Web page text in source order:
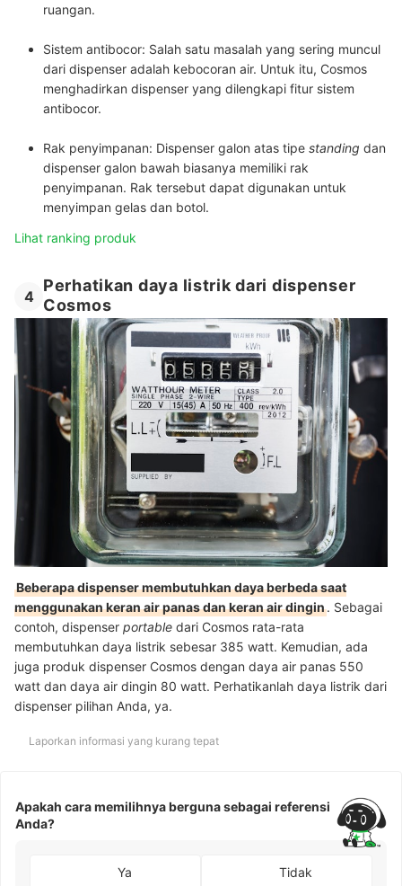
ruangan.
Sistem antibocor: Salah satu masalah yang sering muncul
dari dispenser adalah kebocoran air. Untuk itu, Cosmos
menghadirkan dispenser yang dilengkapi fitur sistem
antibocor.
Rak penyimpanan: Dispenser galon atas tipe standing dan
dispenser galon bawah biasanya memiliki rak
penyimpanan. Rak tersebut dapat digunakan untuk
menyimpan gelas dan botol.
Lihat ranking produk
4
Perhatikan daya listrik dari dispenser
Cosmos
Beberapa dispenser membutuhkan daya berbeda saat
menggunakan keran air panas dan keran air dingin. Sebagai
contoh, dispenser portable dari Cosmos rata-rata
membutuhkan daya listrik sebesar 385 watt. Kemudian, ada
juga produk dispenser Cosmos dengan daya air panas 550
watt dan daya air dingin 80 watt. Perhatikanlah daya listrik dari
dispenser pilihan Anda, ya.
Laporkan informasi yang kurang tepat
Apakah cara memilihnya berguna sebagai referensi
Anda?
Ya Tidak